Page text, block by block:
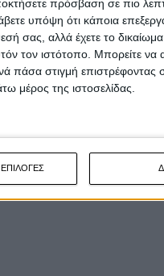
πρόσβαση σε πιο
υπόψη ότι κάποια
σας, αλλά έχετε το
τον ιστότοπο. Μπορείτε να
πάσα στιγμή επιστρέφοντας
μέρος της ιστοσελίδας.